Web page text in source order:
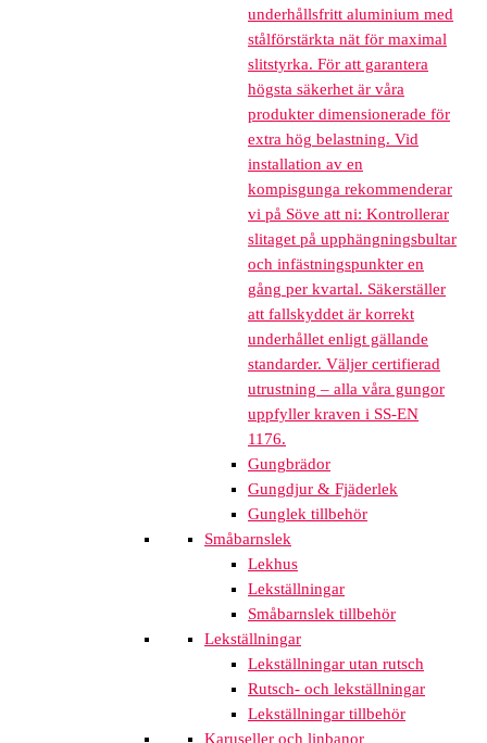
underhållsfritt aluminium med
stålförstärkta nät för maximal
slitstyrka. För att garantera
högsta säkerhet är våra
produkter dimensionerade för
extra hög belastning. Vid
installation av en
kompisgunga rekommenderar
vi på Söve att ni: Kontrollerar
slitaget på upphängningsbultar
och infästningspunkter en
gång per kvartal. Säkerställer
att fallskyddet är korrekt
underhållet enligt gällande
standarder. Väljer certifierad
utrustning – alla våra gungor
uppfyller kraven i SS-EN
1176.
Gungbrädor
Gungdjur & Fjäderlek
Gunglek tillbehör
Småbarnslek
Lekhus
Lekställningar
Småbarnslek tillbehör
Lekställningar
Lekställningar utan rutsch
Rutsch- och lekställningar
Lekställningar tillbehör
Karuseller och linbanor